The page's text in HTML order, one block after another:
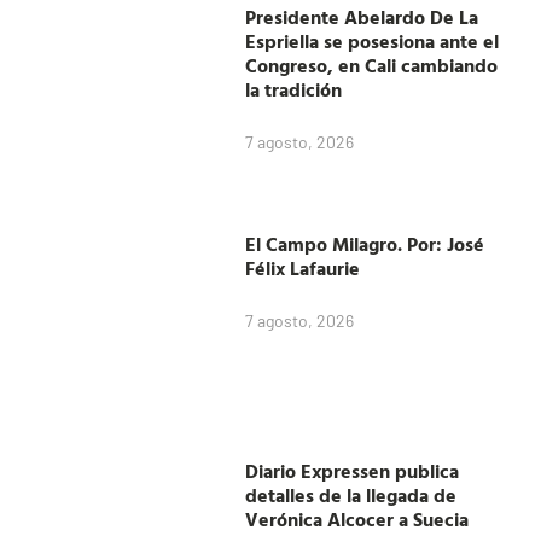
Presidente Abelardo De La
Espriella se posesiona ante el
Congreso, en Cali cambiando
la tradición
7 agosto, 2026
El Campo Milagro. Por: José
Félix Lafaurie
7 agosto, 2026
Diario Expressen publica
detalles de la llegada de
Verónica Alcocer a Suecia